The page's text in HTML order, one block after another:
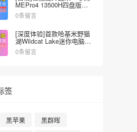
MEPro4 13500H四盘版
NAS深度全面测试
0条留言
[深度体验]首款哈基米野猫
湖Wildcat Lake迷你电脑来
啦～零刻EQI Core3-304
0条留言
签
黑苹果
黑群晖